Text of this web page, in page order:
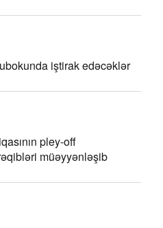
iştirak edəcəklər
pley-off
müəyyənləşib